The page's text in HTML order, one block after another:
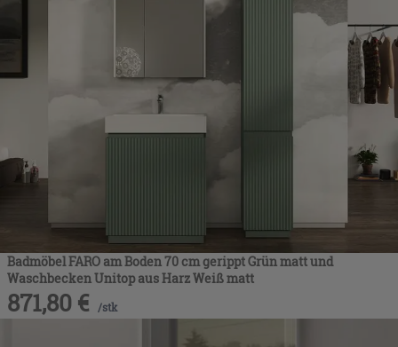
Badmöbel FARO am Boden 70 cm gerippt Grün matt und
Waschbecken Unitop aus Harz Weiß matt
871,80 € /stk